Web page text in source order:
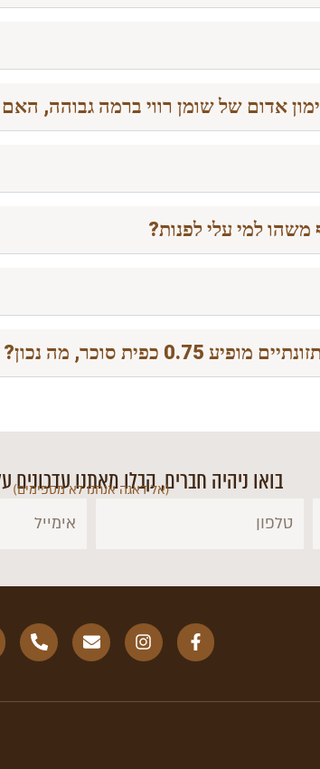
אדום של שומן רווי ברמה גבוהה,
למי עלי לפנות?
סוכר, מה נכון?
בואו ניהיה חברים, קבלו מאתנו עדכונים
(אל דאגה אנחנו לא מספימים)